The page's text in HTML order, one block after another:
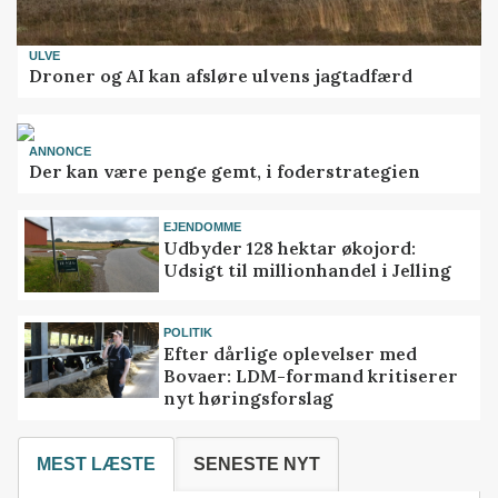
ULVE
Droner og AI kan afsløre ulvens jagtadfærd
ANNONCE
Der kan være penge gemt, i foderstrategien
EJENDOMME
Udbyder 128 hektar økojord:
Udsigt til millionhandel i Jelling
POLITIK
Efter dårlige oplevelser med
Bovaer: LDM-formand kritiserer
nyt høringsforslag
MEST LÆSTE SENESTE NYT